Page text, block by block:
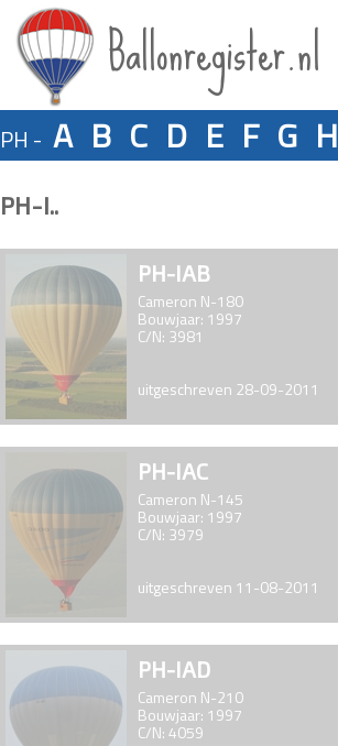
Ballonregister.nl
PH - A B C D E F G H
PH-I..
PH-IAB
Cameron N-180
Bouwjaar: 1997
C/N: 3981
uitgeschreven 28-09-2011
PH-IAC
Cameron N-145
Bouwjaar: 1997
C/N: 3979
uitgeschreven 11-08-2011
PH-IAD
Cameron N-210
Bouwjaar: 1997
C/N: 4059